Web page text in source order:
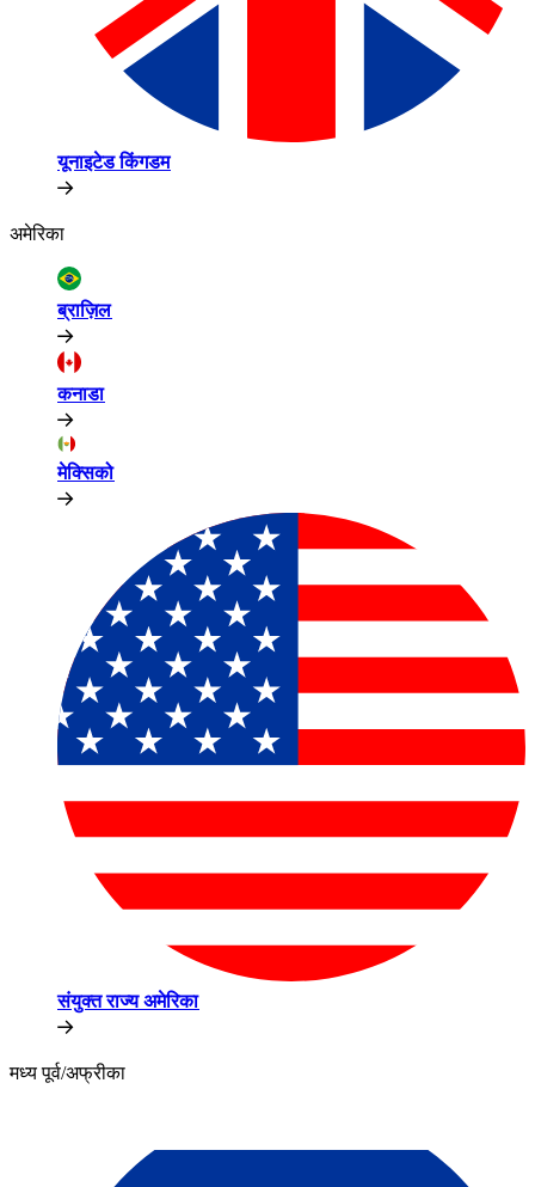
यूनाइटेड किंगडम​​
अमेरिका​​
ब्राज़िल​​
कनाडा​​
मेक्सिको​​
संयुक्त राज्य अमेरिका​​
मध्य पूर्व/अफ्रीका​​